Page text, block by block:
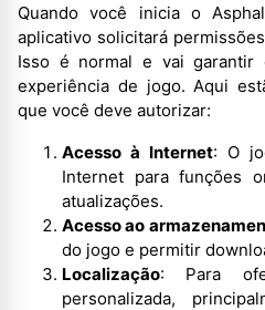
Quando você inicia o
aplicativo solicitará
Isso é normal e vai garantir
experiência de jogo. Aqui
que você deve autorizar:
Acesso à Internet: O
Internet para funções
atualizações.
Acesso ao
do jogo e permitir
Localização: Para
personalizada,